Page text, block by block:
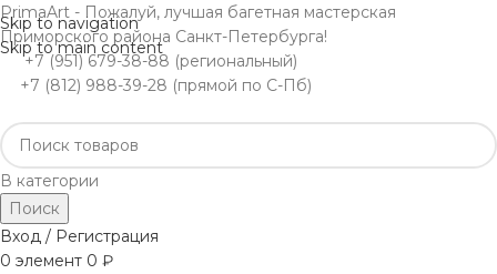
Skip to navigation
Skip to main content
PrimaArt - Пожалуй, лучшая багетная мастерская
Приморского района Санкт-Петербурга!
+7 (951) 679-38-88 (региональный)
+7 (812) 988-39-28 (прямой по С-Пб)
В категории
Поиск
Вход / Регистрация
0 элемент 0 ₽